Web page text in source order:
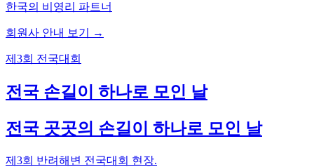
한국의 비영리 파트너
회원사 안내 보기 →
제3회 전국대회
전국 손길이 하나로 모인 날
전국 곳곳의 손길이 하나로 모인 날
제3회 반려해변 전국대회 현장.